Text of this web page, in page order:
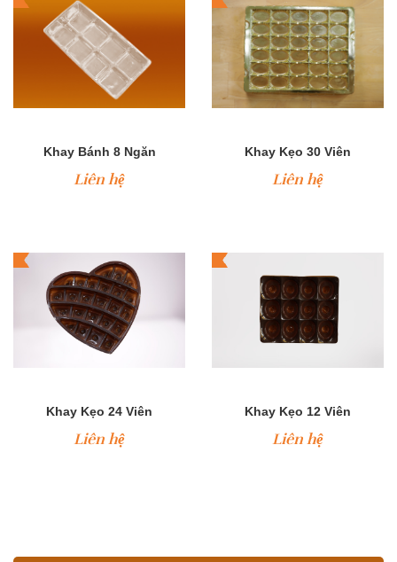
Khay Bánh 8 Ngăn
Liên hệ
Khay Kẹo 30 Viên
Liên hệ
Khay Kẹo 24 Viên
Liên hệ
Khay Kẹo 12 Viên
Liên hệ